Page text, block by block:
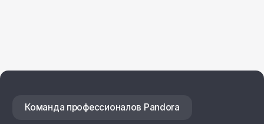
Настенные станции